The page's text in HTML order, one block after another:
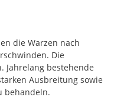
die Warzen nach
Die
Jahrelang bestehende
Ausbreitung sowie
behandeln.